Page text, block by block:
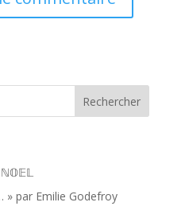
» par Emilie Godefroy